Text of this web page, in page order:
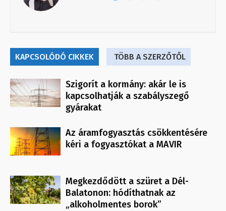
KAPCSOLÓDÓ CIKKEK TÖBB A SZERZŐTŐL
Szigorít a kormány: akár le is
kapcsolhatják a szabályszegő
gyárakat
Az áramfogyasztás csökkentésére
kéri a fogyasztókat a MAVIR
Megkezdődött a szüret a Dél-
Balatonon: hódíthatnak az
„alkoholmentes borok”